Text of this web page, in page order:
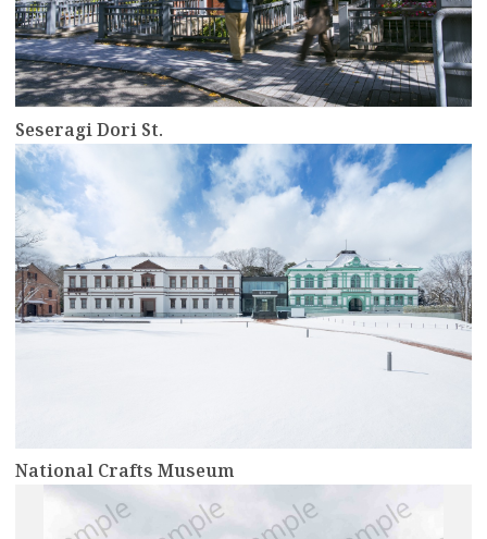
Seseragi Dori St.
National Crafts Museum
more
more